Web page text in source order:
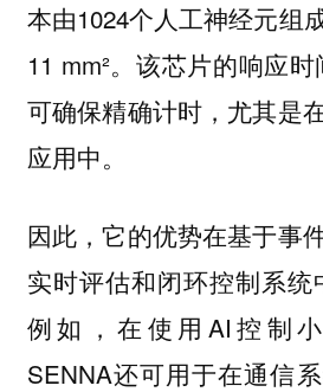
本由1024个人工神经元组
11 mm²。该芯片的响应时
可确保精确计时，尤其是
应用中。
因此，它的优势在基于事
实时评估和闭环控制系
例如，在使用AI控制
SENNA还可用于在通信